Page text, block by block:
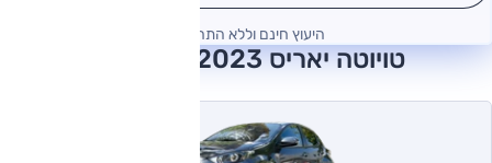
היעוץ חינם וללא התחייבות
טויוטה יאריס 2023 חוות דעת